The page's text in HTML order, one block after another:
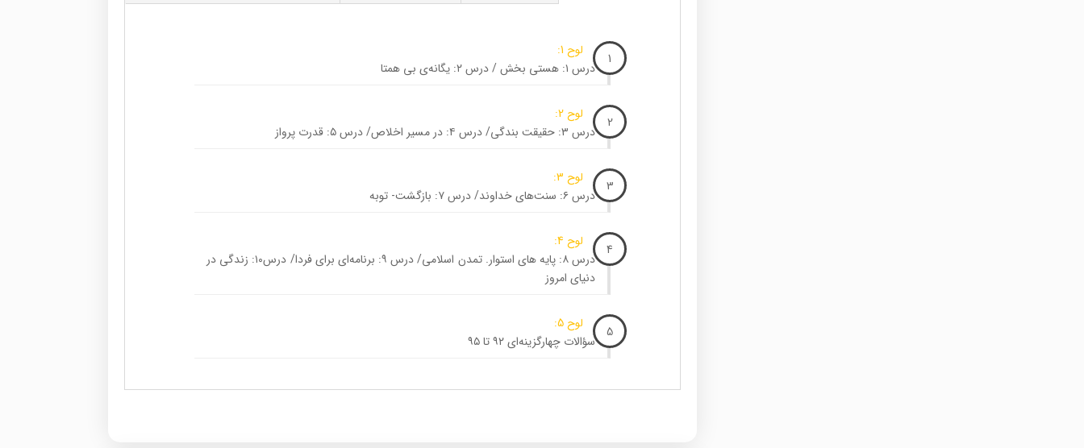
1
لوح 1:
درس ۱: هستی بخش / درس ۲: یگانه‌ی بی همتا
2
لوح 2:
درس ۳: حقیقت بندگی/ درس ۴: در مسیر اخلاص/ درس ۵: قدرت پرواز
3
لوح 3:
درس ۶: سنت‌های خداوند/ درس ۷: بازگشت- توبه
4
لوح 4:
درس ۸: پایه های استوار. تمدن اسلامی/ درس ۹: برنامه‌ای برای فردا/ درس۱۰: زندگی در
دنیای امروز
5
لوح 5:
سؤالات چهارگزینه‌ای ۹۲ تا ۹۵